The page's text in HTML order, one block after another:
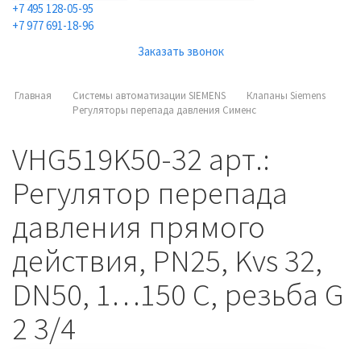
+7 495 128-05-95
+7 977 691-18-96
Заказать звонок
Главная Системы автоматизации SIEMENS
Клапаны Siemens
Регуляторы перепада давления Cименс
VHG519K50-32 арт.:
Регулятор перепада
давления прямого
действия, PN25, Kvs 32,
DN50, 1…150 C, резьба G
2 3/4